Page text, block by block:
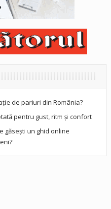
de pariuri din România?
pentru gust, ritm și confort
găsești un ghid online